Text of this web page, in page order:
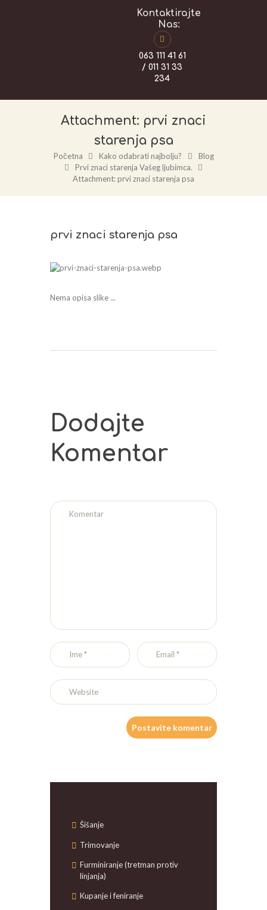
Kontaktirajte
Nas:
063 111 41 61
/ 011 31 33
234
Attachment: prvi znaci
starenja psa
Početna Kako odabrati najbolju?
Blog
Prvi znaci starenja Vašeg ljubimca.
Attachment: prvi znaci starenja psa
prvi znaci starenja psa
Nema opisa slike ...
Dodajte
Komentar
Šišanje
Trimovanje
Furminiranje (tretman protiv
linjanja)
Kupanje i feniranje